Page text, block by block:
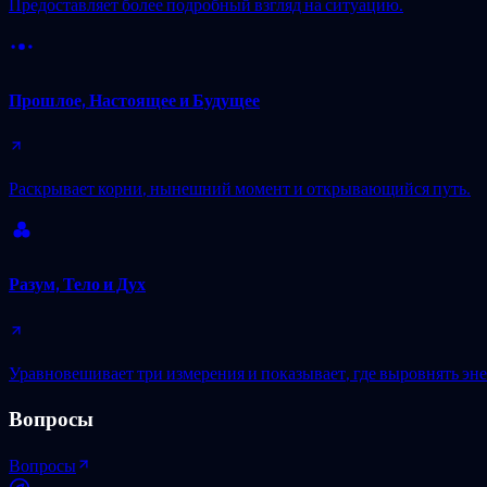
Прошлое, Настоящее и Будущее
Раскрывает корни, нынешний момент и открывающийся путь.
Разум, Тело и Дух
Уравновешивает три измерения и показывает, где выровнять
Вопросы
Вопросы